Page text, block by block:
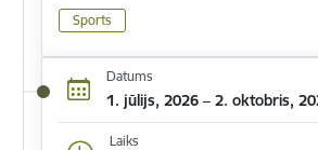
Sports
Datums
1. jūlijs, 2026 – 2. oktobris,
Laiks